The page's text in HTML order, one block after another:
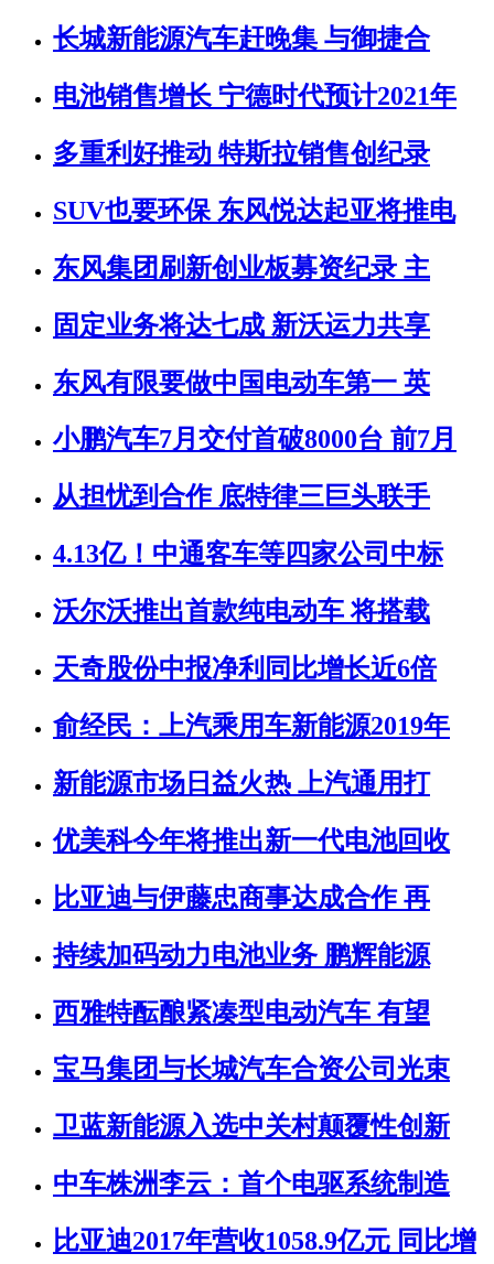
长城新能源汽车赶晚集 与御捷合
电池销售增长 宁德时代预计2021年
多重利好推动 特斯拉销售创纪录
SUV也要环保 东风悦达起亚将推电
东风集团刷新创业板募资纪录 主
固定业务将达七成 新沃运力共享
东风有限要做中国电动车第一 英
小鹏汽车7月交付首破8000台 前7月
从担忧到合作 底特律三巨头联手
4.13亿！中通客车等四家公司中标
沃尔沃推出首款纯电动车 将搭载
天奇股份中报净利同比增长近6倍
俞经民：上汽乘用车新能源2019年
新能源市场日益火热 上汽通用打
优美科今年将推出新一代电池回收
比亚迪与伊藤忠商事达成合作 再
持续加码动力电池业务 鹏辉能源
西雅特酝酿紧凑型电动汽车 有望
宝马集团与长城汽车合资公司光束
卫蓝新能源入选中关村颠覆性创新
中车株洲李云：首个电驱系统制造
比亚迪2017年营收1058.9亿元 同比增